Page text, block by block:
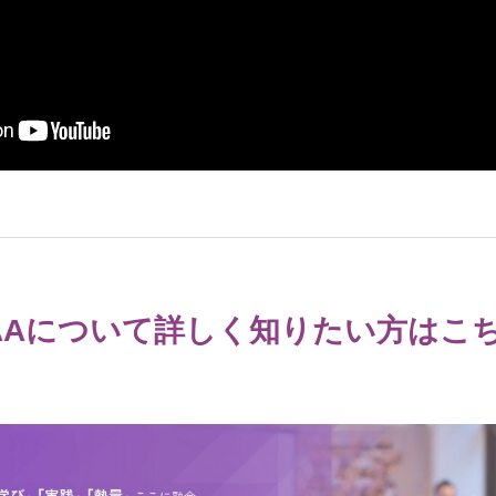
について詳しく知りたい方はこ